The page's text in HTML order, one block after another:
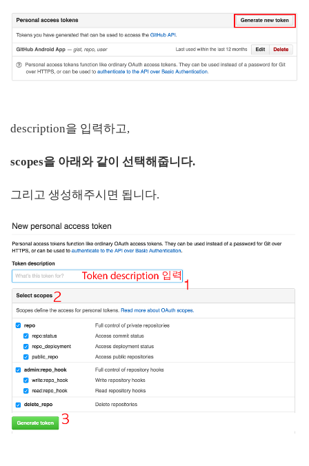
description을 입력하고,
scopes을 아래와 같이 선택해줍니다.
그리고 생성해주시면 됩니다.